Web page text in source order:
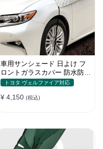
車用サンシェード 日よけ フ
ロントガラスカバー 防水防塵
遮光断熱 折畳 収納簡単 降雨
トヨタ ヴェルファイア対応
¥ 4,150 (税込)